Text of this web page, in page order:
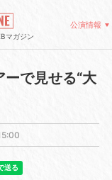
マガジン
公演情報
で見せる“大